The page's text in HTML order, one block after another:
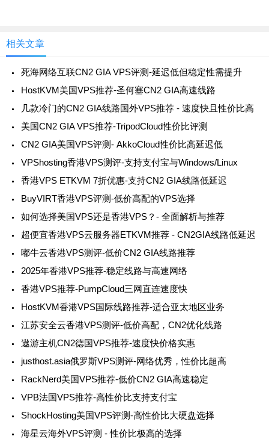
相关文章
死海网络互联CN2 GIA VPS评测-延迟低但稳定性需提升
HostKVM美国VPS推荐-圣何塞CN2 GIA高速线路
几款冷门的CN2 GIA线路国外VPS推荐 - 速度快且性价比高
美国CN2 GIA VPS推荐-TripodCloud性价比评测
CN2 GIA美国VPS评测- AkkoCloud性价比高延迟低
VPShosting香港VPS测评-支持支付宝与Windows/Linux
香港VPS ETKVM 7折优惠-支持CN2 GIA线路低延迟
BuyVIRT香港VPS评测-低价高配的VPS选择
如何选择美国VPS还是香港VPS？- 全面解析与推荐
超便宜香港VPS云服务器ETKVM推荐 - CN2GIA线路低延迟
嘟牛云香港VPS测评-低价CN2 GIA线路推荐
2025年香港VPS推荐-稳定线路与高速网络
香港VPS推荐-PumpCloud三网直连速度快
HostKVM香港VPS国际线路推荐-适合亚太地区业务
江苏安全云香港VPS测评-低价高配，CN2优化线路
遨游主机CN2德国VPS推荐-速度快价格实惠
justhost.asia俄罗斯VPS测评-网络优秀，性价比超高
RackNerd美国VPS推荐-低价CN2 GIA高速稳定
VPB法国VPS推荐-高性价比支持支付宝
ShockHosting美国VPS评测-高性价比大硬盘选择
海星云海外VPS评测 - 性价比极高的选择